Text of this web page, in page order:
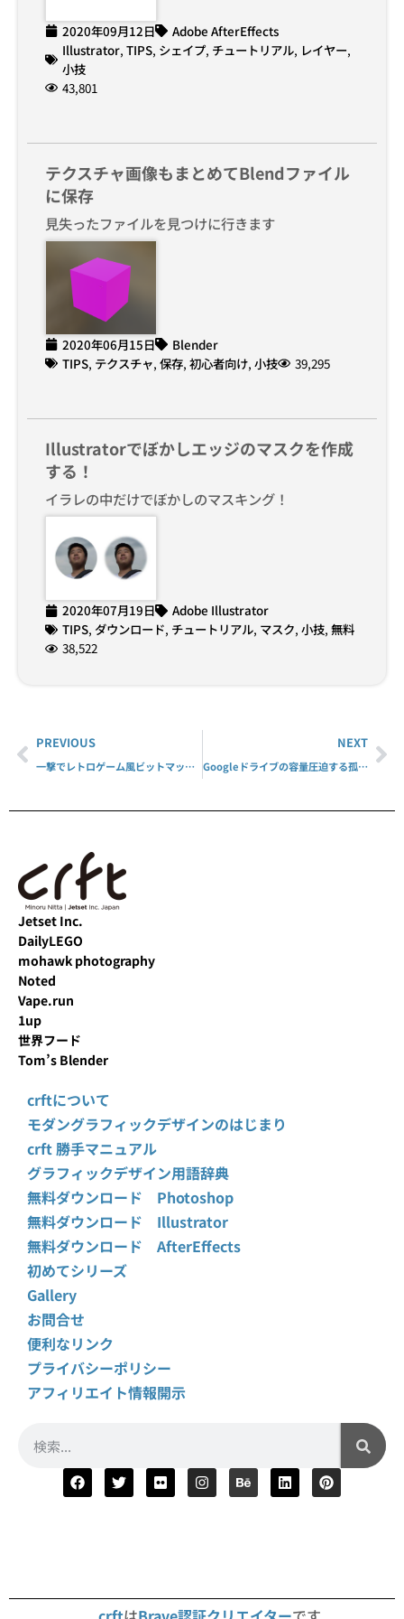
2020年09月12日
Adobe AfterEffects
Illustrator, TIPS, シェイプ, チュートリアル, レイヤー,
小技
43,801
テクスチャ画像もまとめてBlendファイル
に保存
見失ったファイルを見つけに行きます
2020年06月15日
Blender
TIPS, テクスチャ, 保存, 初心者向け, 小技 39,295
Illustratorでぼかしエッジのマスクを作成
する！
イラレの中だけでぼかしのマスキング！
2020年07月19日
Adobe Illustrator
TIPS, ダウンロード, チュートリアル, マスク, 小技, 無料
38,522
PREVIOUS
一撃でレトロゲーム風ビットマップにする！
NEXT
Googleドライブの容量圧迫する孤立したファイル
Jetset Inc.
DailyLEGO
mohawk photography
Noted
Vape.run
1up
世界フード
Tom’s Blender
crftについて
モダングラフィックデザインのはじまり
crft 勝手マニュアル
グラフィックデザイン用語辞典
無料ダウンロード Photoshop
無料ダウンロード Illustrator
無料ダウンロード AfterEffects
初めてシリーズ
Gallery
お問合せ
便利なリンク
プライバシーポリシー
アフィリエイト情報開示